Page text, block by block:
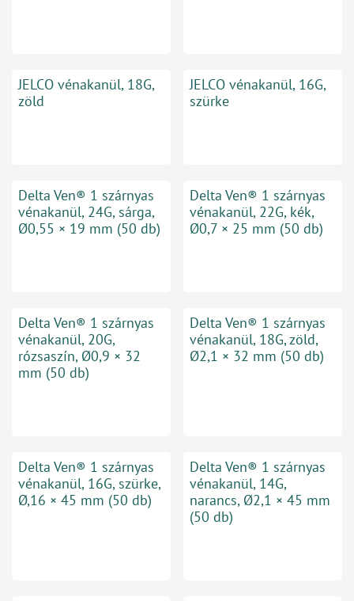
JELCO vénakanül, 18G,
zöld
JELCO vénakanül, 16G,
szürke
Delta Ven® 1 szárnyas
vénakanül, 24G, sárga,
Ø0,55 × 19 mm (50 db)
Delta Ven® 1 szárnyas
vénakanül, 22G, kék,
Ø0,7 × 25 mm (50 db)
Delta Ven® 1 szárnyas
vénakanül, 20G,
rózsaszín, Ø0,9 × 32
mm (50 db)
Delta Ven® 1 szárnyas
vénakanül, 18G, zöld,
Ø2,1 × 32 mm (50 db)
Delta Ven® 1 szárnyas
vénakanül, 16G, szürke,
Ø,16 × 45 mm (50 db)
Delta Ven® 1 szárnyas
vénakanül, 14G,
narancs, Ø2,1 × 45 mm
(50 db)